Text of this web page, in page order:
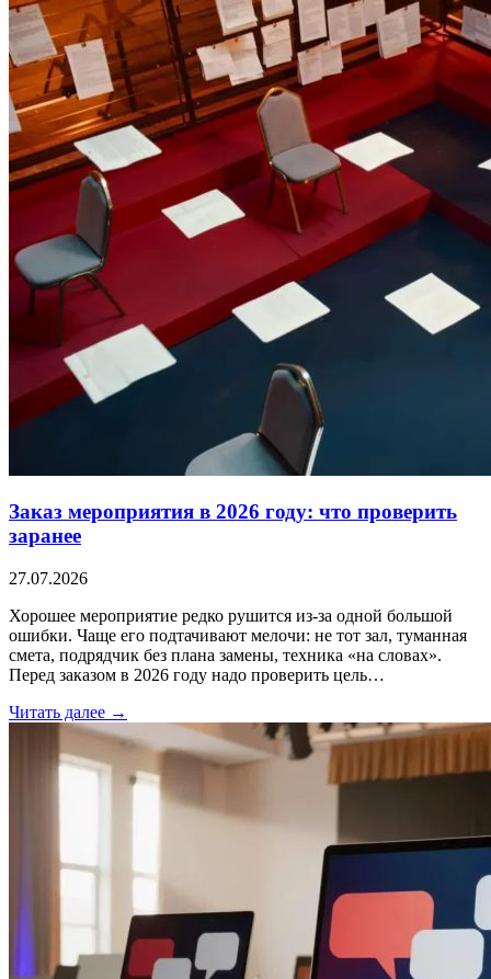
Заказ мероприятия в 2026 году: что проверить
заранее
27.07.2026
Хорошее мероприятие редко рушится из-за одной большой
ошибки. Чаще его подтачивают мелочи: не тот зал, туманная
смета, подрядчик без плана замены, техника «на словах».
Перед заказом в 2026 году надо проверить цель…
Читать далее →